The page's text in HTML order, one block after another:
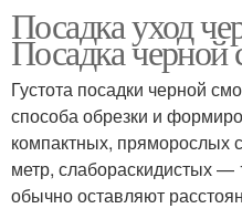
Посадка уход
Посадка
Густота посадки черной
способа обрезки и
компактных, пряморослых
метр, слабораскидистых
обычно оставляют